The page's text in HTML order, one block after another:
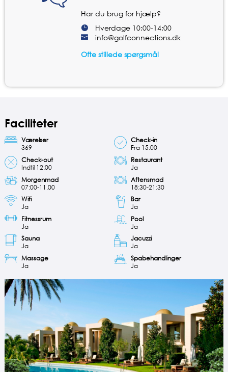
Har du brug for hjælp?
Hverdage 10:00-14:00
info@golfconnections.dk
Ofte stillede spørgsmål
Faciliteter
Værelser
369
Check-in
Fra 15:00
Check-out
Indtil 12:00
Restaurant
Ja
Morgenmad
07:00-11.00
Aftensmad
18:30-21:30
Wifi
Ja
Bar
Ja
Fitnessrum
Ja
Pool
Ja
Sauna
Ja
Jacuzzi
Ja
Massage
Ja
Spabehandlinger
Ja